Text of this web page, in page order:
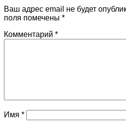
Ваш адрес email не будет
поля помечены *
Комментарий *
Имя *